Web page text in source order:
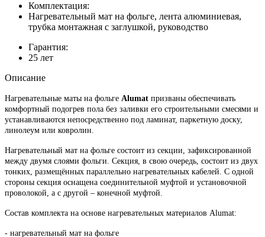
Комплектация:
Нагревательный мат на фольге, лента алюминиевая,
трубка монтажная с заглушкой, руководство
Гарантия:
25 лет
Описание
Нагревательные маты на фольге Alumat призваны обеспечивать
комфортный подогрев пола без заливки его строительными смесями и
устанавливаются непосредственно под ламинат, паркетную доску,
линолеум или ковролин.
Нагревательный мат на фольге состоит из секции, зафиксированной
между двумя слоями фольги. Секция, в свою очередь, состоит из двух
тонких, размещённых параллельно нагревательных кабелей. С одной
стороны секция оснащена соединительной муфтой и установочной
проволокой, а с другой – конечной муфтой.
Состав комплекта на основе нагревательных материалов Alumat:
- нагревательный мат на фольге